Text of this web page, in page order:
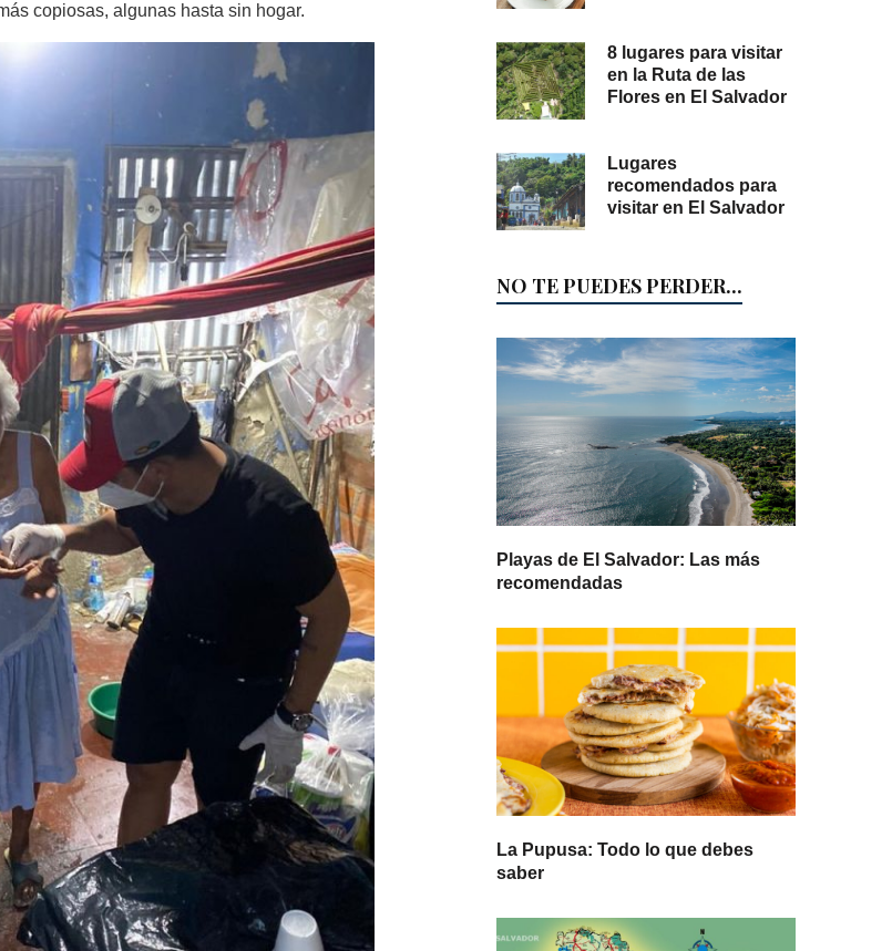
copiosas, algunas hasta sin hogar.
8 lugares para visitar
en la Ruta de las
Flores en El Salvador
Lugares
recomendados para
visitar en El Salvador
NO TE PUEDES PERDER...
Playas de El Salvador: Las más
recomendadas
La Pupusa: Todo lo que debes
saber